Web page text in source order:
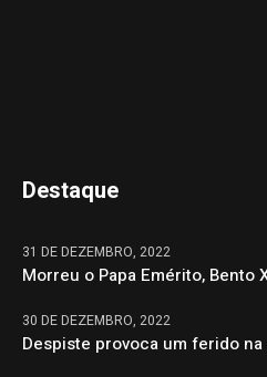
Destaque
31 DE DEZEMBRO, 2022
Morreu o Papa Emérito, Bento
30 DE DEZEMBRO, 2022
Despiste provoca um ferido